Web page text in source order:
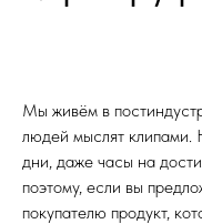
Мы живём в
людей мыслят клипами.
дни, даже часы на
поэтому, если вы
покупателю продукт,